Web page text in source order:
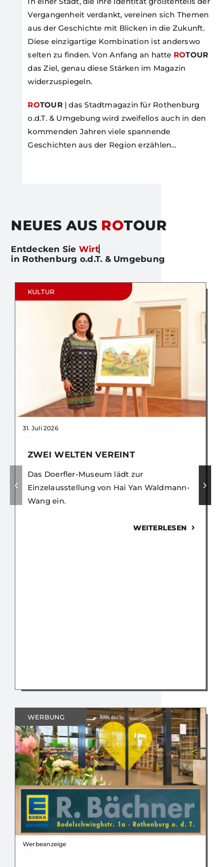
Vergangenheit verdankt, vereinen sich Themen
aus der Geschichte mit Blicken in die Zukunft.
Diese einzigartige Kombination ist anderswo
selten zu finden. Von Anfang an hatte ROTOUR
das Ziel, genau diese Stärken im Magazin
widerzuspiegeln.
ROTOUR| das Stadtmagazin für Rothenburg
o.d.T. & Umgebung wird zweifellos auch in den
kommenden Jahren viele spannende
Geschichten aus der Region erzählen…
NEUES AUS ROTOUR
Entdecken Sie
in Rothenburg o.d.T. & Umgebung
KULTUR
31. Juli 2026
ZWEI WELTEN VEREINT
Das Doerfler-Museum lädt zur
Einzelausstellung von Hai Yan Waldmann-
Wang ein.
WEITERLESEN
WERBUNG
Werbeanzeige